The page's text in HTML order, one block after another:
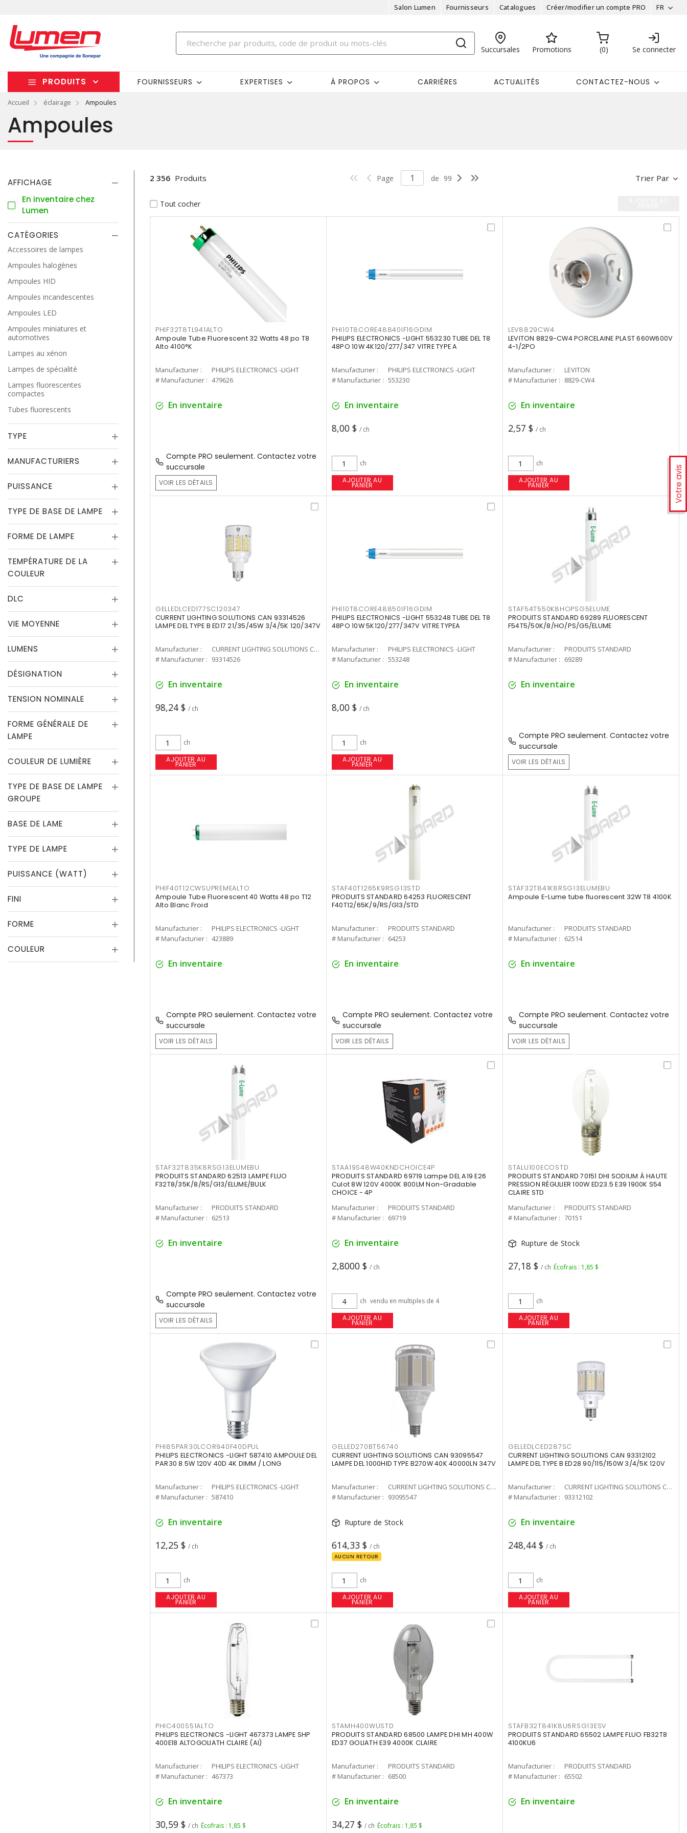
Salon Lumen Fournisseurs Catalogues Créer/modifier un compte PRO FR
Succursales Promotions 0 Se connecter
PRODUITS FOURNISSEURS EXPERTISES À PROPOS CARRIÈRES ACTUALITÉS CONTACTEZ-NOUS
Accueil éclairage Ampoules
Votre avis
Ampoules
AFFICHAGE
En inventaire chez
Lumen
CATÉGORIES
Accessoires de lampes
Ampoules halogènes
Ampoules HID
Ampoules incandescentes
Ampoules LED
Ampoules miniatures et
automotives
Lampes au xénon
Lampes de spécialité
Lampes fluorescentes
compactes
Tubes fluorescents
TYPE
MANUFACTURIERS
PUISSANCE
TYPE DE BASE DE LAMPE
FORME DE LAMPE
TEMPÉRATURE DE LA
COULEUR
DLC
VIE MOYENNE
LUMENS
DÉSIGNATION
TENSION NOMINALE
FORME GÉNÉRALE DE
LAMPE
COULEUR DE LUMIÈRE
TYPE DE BASE DE LAMPE
GROUPE
BASE DE LAME
TYPE DE LAMPE
PUISSANCE (WATT)
FINI
FORME
COULEUR
Trier Par
2 356 Produits Page de 99
Tout cocher
PHIF32T8TL941ALTO
Ampoule Tube Fluorescent 32 Watts 48 po T8
Alto 4100°K
Manufacturier :
PHILIPS ELECTRONICS -LIGHT
# Manufacturier : 479626
En inventaire
Compte PRO seulement. Contactez votre
succursale
VOIR LES DÉTAILS
PHI10T8CORE48840IF16GDIM
PHILIPS ELECTRONICS -LIGHT 553230 TUBE DEL T8
48PO 10W 4K120/277/347 VITRE TYPE A
Manufacturier :
PHILIPS ELECTRONICS -LIGHT
# Manufacturier : 553230
En inventaire
8,00 $ / ch
ch
AJOUTER AU
PANIER
LEV8829CW4
LEVITON 8829-CW4 PORCELAINE PLAST 660W600V
4-1/2PO
Manufacturier :
LEVITON
# Manufacturier : 8829-CW4
En inventaire
2,57 $ / ch
ch
AJOUTER AU
PANIER
GELLEDLCED177SC120347
CURRENT LIGHTING SOLUTIONS CAN 93314526
LAMPE DEL TYPE B ED17 21/35/45W 3/4/5K 120/347V
Manufacturier :
CURRENT LIGHTING SOLUTIONS CAN
# Manufacturier : 93314526
En inventaire
98,24 $ / ch
ch
AJOUTER AU
PANIER
PHI10T8CORE48850IF16GDIM
PHILIPS ELECTRONICS -LIGHT 553248 TUBE DEL T8
48PO 10W 5K120/277/347V VITRE TYPEA
Manufacturier :
PHILIPS ELECTRONICS -LIGHT
# Manufacturier : 553248
En inventaire
8,00 $ / ch
ch
AJOUTER AU
PANIER
STAF54T550K8HOPSG5ELUME
PRODUITS STANDARD 69289 FLUORESCENT
F54T5/50K/8/HO/PS/G5/ELUME
Manufacturier :
PRODUITS STANDARD
# Manufacturier : 69289
En inventaire
Compte PRO seulement. Contactez votre
succursale
VOIR LES DÉTAILS
PHIF40T12CWSUPREMEALTO
Ampoule Tube Fluorescent 40 Watts 48 po T12
Alto Blanc Froid
Manufacturier :
PHILIPS ELECTRONICS -LIGHT
# Manufacturier : 423889
En inventaire
Compte PRO seulement. Contactez votre
succursale
VOIR LES DÉTAILS
STAF40T1265K9RSG13STD
PRODUITS STANDARD 64253 FLUORESCENT
F40T12/65K/9/RS/G13/STD
Manufacturier :
PRODUITS STANDARD
# Manufacturier : 64253
En inventaire
Compte PRO seulement. Contactez votre
succursale
VOIR LES DÉTAILS
STAF32T841K8RSG13ELUMEBU
Ampoule E-Lume tube fluorescent 32W T8 4100K
Manufacturier :
PRODUITS STANDARD
# Manufacturier : 62514
En inventaire
Compte PRO seulement. Contactez votre
succursale
VOIR LES DÉTAILS
STAF32T835K8RSG13ELUMEBU
PRODUITS STANDARD 62513 LAMPE FLUO
F32T8/35K/8/RS/G13/ELUME/BULK
Manufacturier :
PRODUITS STANDARD
# Manufacturier : 62513
En inventaire
Compte PRO seulement. Contactez votre
succursale
VOIR LES DÉTAILS
STAA19S48W40KNDCHOICE4P
PRODUITS STANDARD 69719 Lampe DEL A19 E26
Culot 8W 120V 4000K 800LM Non-Gradable
CHOICE - 4P
Manufacturier :
PRODUITS STANDARD
# Manufacturier : 69719
En inventaire
2,8000 $ / ch
ch vendu en multiples de 4
AJOUTER AU
PANIER
STALU100ECOSTD
PRODUITS STANDARD 70151 DHI SODIUM À HAUTE
PRESSION RÉGULIER 100W ED23.5 E39 1900K S54
CLAIRE STD
Manufacturier :
PRODUITS STANDARD
# Manufacturier : 70151
Rupture de Stock
27,18 $ / ch Écofrais : 1,85 $
ch
AJOUTER AU
PANIER
PHI85PAR30LCOR940F40DPUL
PHILIPS ELECTRONICS -LIGHT 587410 AMPOULE DEL
PAR30 8.5W 120V 40D 4K DIMM / LONG
Manufacturier :
PHILIPS ELECTRONICS -LIGHT
# Manufacturier : 587410
En inventaire
12,25 $ / ch
ch
AJOUTER AU
PANIER
GELLED270BT56740
CURRENT LIGHTING SOLUTIONS CAN 93095547
LAMPE DEL 1000HID TYPE B270W 40K 40000LN 347V
Manufacturier :
CURRENT LIGHTING SOLUTIONS CAN
# Manufacturier : 93095547
Rupture de Stock
614,33 $ / ch
AUCUN RETOUR
ch
AJOUTER AU
PANIER
GELLEDLCED287SC
CURRENT LIGHTING SOLUTIONS CAN 93312102
LAMPE DEL TYPE B ED28 90/115/150W 3/4/5K 120V
Manufacturier :
CURRENT LIGHTING SOLUTIONS CAN
# Manufacturier : 93312102
En inventaire
248,44 $ / ch
ch
AJOUTER AU
PANIER
PHIC400S51ALTO
PHILIPS ELECTRONICS -LIGHT 467373 LAMPE SHP
400E18 ALTOGOLIATH CLAIRE (AI)
Manufacturier :
PHILIPS ELECTRONICS -LIGHT
# Manufacturier : 467373
En inventaire
30,59 $ / ch Écofrais : 1,85 $
STAMH400WUSTD
PRODUITS STANDARD 68500 LAMPE DHI MH 400W
ED37 GOLIATH E39 4000K CLAIRE
Manufacturier :
PRODUITS STANDARD
# Manufacturier : 68500
En inventaire
34,27 $ / ch Écofrais : 1,85 $
STAFB32T841K8U6RSG13ESV
PRODUITS STANDARD 65502 LAMPE FLUO FB32T8
4100KU6
Manufacturier :
PRODUITS STANDARD
# Manufacturier : 65502
En inventaire